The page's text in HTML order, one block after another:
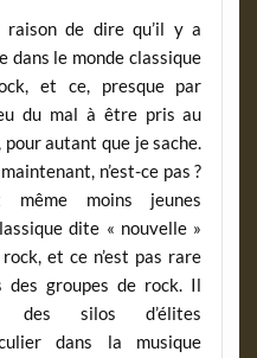
de dire qu’il y a
dans le monde classique
et ce, presque par
du mal à être pris au
autant que je sache.
n’est-ce pas ?
même moins jeunes
dite « nouvelle »
et ce n’est pas rare
des groupes de rock. Il
des silos d’élites
dans la musique